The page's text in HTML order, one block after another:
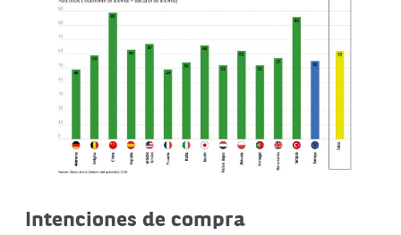
Intenciones de compra